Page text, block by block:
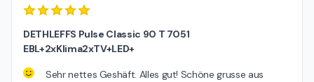
DETHLEFFS Pulse Classic 90 T 7051
EBL+2xKlima2xTV+LED+
Sehr nettes Geshäft. Alles gut! Schöne grusse aus